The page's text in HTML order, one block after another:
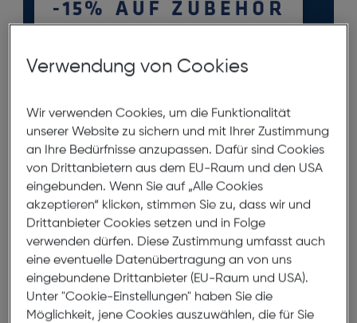
Produktbeschreibung
PanzerGlass Apple iPhone 14 Pro
Max UWF AB w. Applicator
ArtNr.: 620939070
Bahnbrechender Fallschutz
Mehr als 8-mal größere Aufprallhöhe
4-mal stärkere Kanten
Verwendung von Cookies
Wir verwenden Cookies, um die Funktionalität
unserer Website zu sichern und mit Ihrer Zustimmung
an Ihre Bedürfnisse anzupassen. Dafür sind Cookies
von Drittanbietern aus dem EU-Raum und den USA
eingebunden. Wenn Sie auf „Alle Cookies
akzeptieren“ klicken, stimmen Sie zu, dass wir und
Drittanbieter Cookies setzen und in Folge
verwenden dürfen. Diese Zustimmung umfasst auch
eine eventuelle Datenübertragung an von uns
eingebundene Drittanbieter (EU-Raum und USA).
Unter "Cookie-Einstellungen" haben Sie die
Möglichkeit, jene Cookies auszuwählen, die für Sie